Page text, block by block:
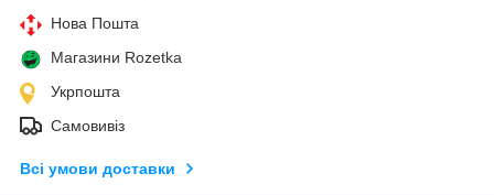
Нова Пошта
Магазини Rozetka
Укрпошта
Самовивіз
Всі умови доставки